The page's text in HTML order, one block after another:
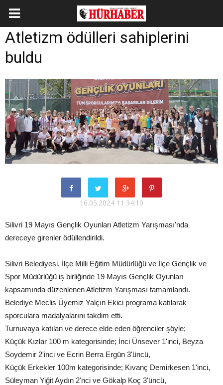
Atletizm ödülleri sahiplerini
buldu
16.05.2024 11:34:10
Silivri 19 Mayıs Gençlik Oyunları Atletizm Yarışması'nda
dereceye girenler ödüllendirildi.
Silivri Belediyesi, İlçe Milli Eğitim Müdürlüğü ve İlçe Gençlik ve
Spor Müdürlüğü iş birliğinde 19 Mayıs Gençlik Oyunları
kapsamında düzenlenen Atletizm Yarışması tamamlandı.
Belediye Meclis Üyemiz Yalçın Ekici programa katılarak
sporculara madalyalarını takdim etti.
Turnuvaya katılan ve derece elde eden öğrenciler şöyle;
Küçük Kızlar 100 m kategorisinde; İnci Ünsever 1'inci, Beyza
Soydemir 2'inci ve Ecrin Berra Ergün 3'üncü,
Küçük Erkekler 100m kategorisinde; Kıvanç Demirkesen 1'inci,
Süleyman Yiğit Aydın 2'nci ve Gökalp Koç 3'üncü,